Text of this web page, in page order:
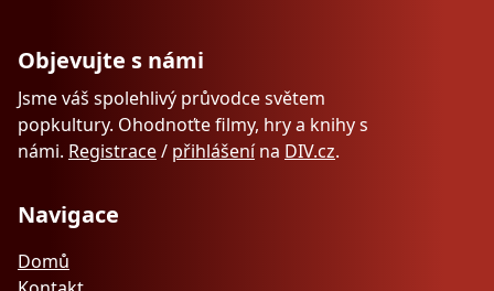
Objevujte s námi
Jsme váš spolehlivý průvodce světem
popkultury. Ohodnoťte filmy, hry a knihy s
námi. Registrace/ přihlášenína DIV.cz.
Navigace
Domů